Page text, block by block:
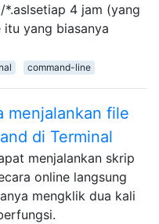
4 jam (yang
yang biasanya
command-line
menjalankan file
di Terminal
menjalankan skrip
online langsung
mengklik dua kali